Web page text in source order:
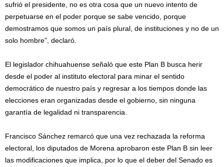
sufrió el presidente, no es otra cosa que un nuevo intento de
perpetuarse en el poder porque se sabe vencido, porque
demostramos que somos un país plural, de instituciones y no de un
solo hombre”, declaró.
El legislador chihuahuense señaló que este Plan B busca herir
desde el poder al instituto electoral para minar el sentido
democrático de nuestro país y regresar a los tiempos donde las
elecciones eran organizadas desde el gobierno, sin ninguna
garantía de legalidad ni transparencia.
Francisco Sánchez remarcó que una vez rechazada la reforma
electoral, los diputados de Morena aprobaron este Plan B sin leer
las modificaciones que implica, por lo que el deber del Senado es